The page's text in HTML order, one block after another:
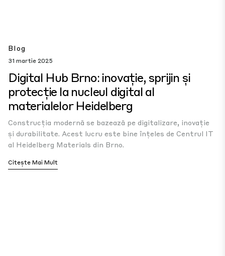
Blog
31 martie 2025
Digital Hub Brno: inovație, sprijin și
protecție la nucleul digital al
materialelor Heidelberg
Construcția modernă se bazează pe digitalizare, inovație
și durabilitate. Acest lucru este bine înțeles de Centrul IT
al Heidelberg Materials din Brno.
Citește Mai Mult